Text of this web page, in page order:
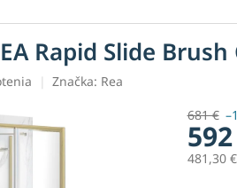
Rapid Slide Brush
Značka: Rea
681 €
481,30